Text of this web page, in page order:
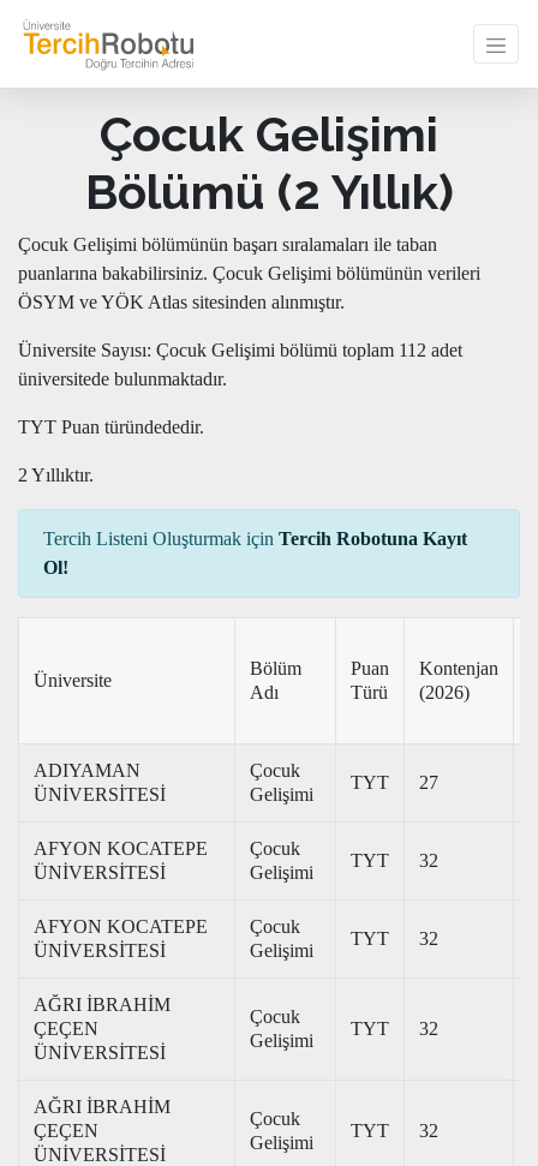
Çocuk Gelişimi
Bölümü (2 Yıllık)
Çocuk Gelişimi bölümünün başarı sıralamaları ile taban
puanlarına bakabilirsiniz. Çocuk Gelişimi bölümünün verileri
ÖSYM ve YÖK Atlas sitesinden alınmıştır.
Üniversite Sayısı: Çocuk Gelişimi bölümü toplam 112 adet
üniversitede bulunmaktadır.
TYT Puan türündededir.
2 Yıllıktır.
Tercih Listeni Oluşturmak için Tercih Robotuna Kayıt
Ol!
Üniversite
Bölüm
Adı
Puan
Türü
Kontenjan
(2026)
ADIYAMAN
ÜNİVERSİTESİ
Çocuk
Gelişimi
TYT 27
AFYON KOCATEPE
ÜNİVERSİTESİ
Çocuk
Gelişimi
TYT 32
AFYON KOCATEPE
ÜNİVERSİTESİ
Çocuk
Gelişimi
TYT 32
AĞRI İBRAHİM
ÇEÇEN
ÜNİVERSİTESİ
Çocuk
Gelişimi
TYT 32
AĞRI İBRAHİM
ÇEÇEN
ÜNİVERSİTESİ
Çocuk
Gelişimi
TYT 32